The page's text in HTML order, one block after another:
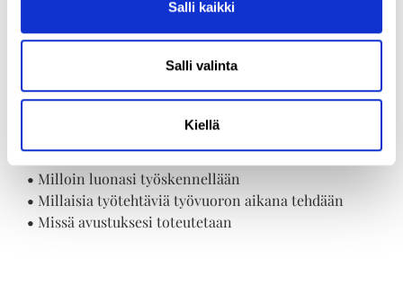
Salli kaikki
Salli valinta
Kiellä
Valitsemalla Adaton palveluntuottajaksi voit aina olla
varma, että saat itse päättää omasta elämästäsi ja
vaikuttaa siihen, miten avustuksesi toteutetaan.
Saat esimerkiksi päättää:
•Kuka avustajanasi työskentelee
• Milloin luonasi työskennellään
• Millaisia työtehtäviä työvuoron aikana tehdään
• Missä avustuksesi toteutetaan